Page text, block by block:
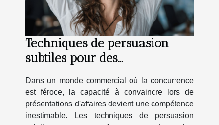
Techniques de persuasion
subtiles pour des
impactantes
Dans un monde commercial où la concurrence
est féroce, la capacité à convaincre lors de
présentations d'affaires devient une compétence
inestimable. Les techniques de persuasion